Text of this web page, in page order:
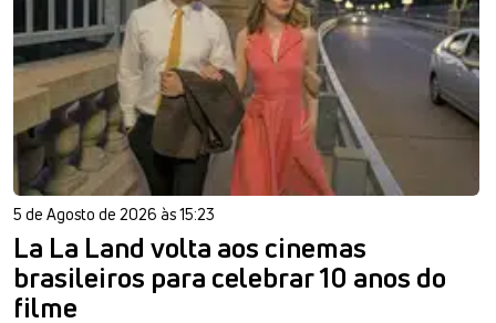
5 de Agosto de 2026 às 15:23
La La Land volta aos cinemas
brasileiros para celebrar 10 anos do
filme